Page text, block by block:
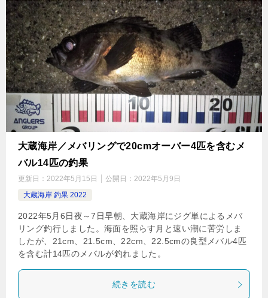
大蔵海岸／メバリングで20cmオーバー4匹を含むメ
バル14匹の釣果
更新日： 2022年5月15日 公開日： 2022年5月9日
大蔵海岸 釣果 2022
2022年5月6日夜～7日早朝、大蔵海岸にジグ単によるメバ
リング釣行しました。海面を照らす月と速い潮に苦労しま
したが、21cm、21.5cm、22cm、22.5cmの良型メバル4匹
を含む計14匹のメバルが釣れました。
続きを読む